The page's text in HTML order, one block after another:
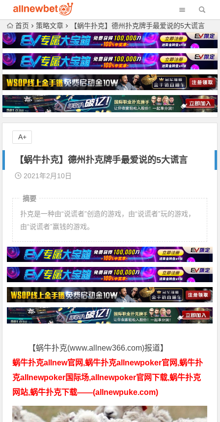
首页 策略文章 【蜗牛扑克】德州扑克牌手最爱说的5大谎言
【蜗牛扑克】德州扑克牌手最爱说的5大谎言
2021年2月10日
摘要
扑克是一种由“说谎者”创造的游戏，由“说谎者”玩的游戏，
由“说谎者”赢钱的游戏。
【蜗牛扑克(www.allnew366.com)报道】
蜗牛扑克allnew官网,蜗牛扑克allnewpoker官网,蜗牛扑
克allnewpoker国际场,allnewpoker官网下载,蜗牛扑克
网站,蜗牛扑克下载——(allnewpuke.com)
A+